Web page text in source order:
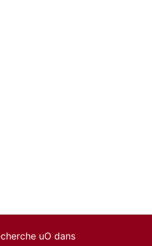
uO dans